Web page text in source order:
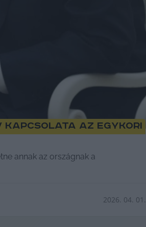
kapcsolata az egykori
annak az országnak a
2026. 04. 01.